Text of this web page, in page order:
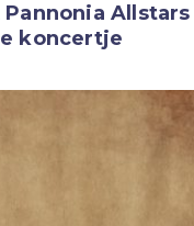
Allstars
koncertje